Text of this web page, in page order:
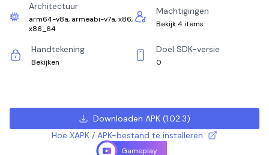
Architectuur
arm64-v8a, armeabi-v7a, x86,
x86_64
Machtigingen
Bekijk 4 items
Handtekening
Bekijken
Doel SDK-versie
0
Downloaden APK(1.02.3)
Hoe XAPK / APK-bestand te installeren
Gameplay